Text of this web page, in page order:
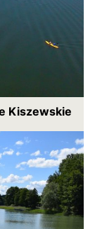
Kiszewskie